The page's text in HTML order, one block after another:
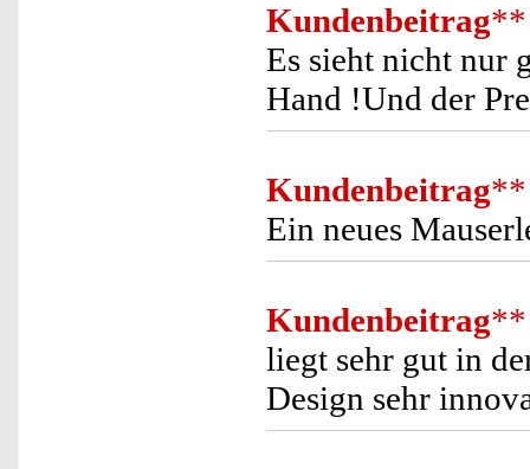
Kundenbeitrag**
Es sieht nicht nur
Hand !Und der
Kundenbeitrag**
Ein neues
Kundenbeitrag**
liegt sehr gut in
Design sehr